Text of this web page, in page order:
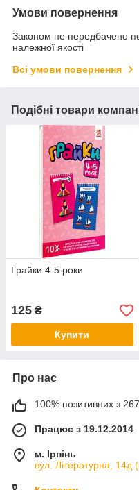
Умови повернення
Законом не передбачено
належної якості
Всі умови повернення
Подібні товари
Грайки 4-5 роки
125 ₴
Купити
Про нас
100% позитивних з 267
Працює з 19.12.2014
м. Ірпінь
вул. Літературна, 14д